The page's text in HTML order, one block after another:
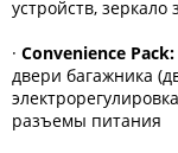
устройств,
· Convenience Pack:
двери багажника
разъемы питания